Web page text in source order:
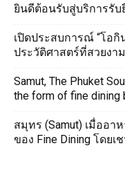
ยินดีต้อนรับสู่บริการรับ
เปิดประสบการณ์ “โอกิ
ประวัติศาสตร์ที่สวยงาม
Samut, The Phuket
the form of fine dining
สมุทร (Samut) เมื่ออา
ของ Fine Dining โดย